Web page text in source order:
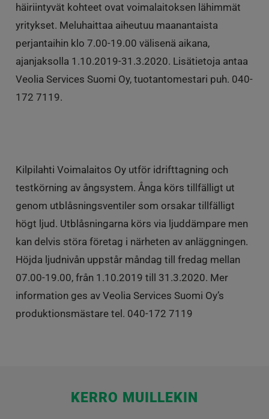
häiriintyvät kohteet ovat voimalaitoksen lähimmät
yritykset. Meluhaittaa aiheutuu maanantaista
perjantaihin klo 7.00-19.00 välisenä aikana,
ajanjaksolla 1.10.2019-31.3.2020. Lisätietoja antaa
Veolia Services Suomi Oy, tuotantomestari puh. 040-
172 7119.
Kilpilahti Voimalaitos Oy utför idrifttagning och
testkörning av ångsystem. Ånga körs tillfälligt ut
genom utblåsningsventiler som orsakar tillfälligt
högt ljud. Utblåsningarna körs via ljuddämpare men
kan delvis störa företag i närheten av anläggningen.
Höjda ljudnivån uppstår måndag till fredag mellan
07.00-19.00, från 1.10.2019 till 31.3.2020. Mer
information ges av Veolia Services Suomi Oy’s
produktionsmästare tel. 040-172 7119
KERRO MUILLEKIN